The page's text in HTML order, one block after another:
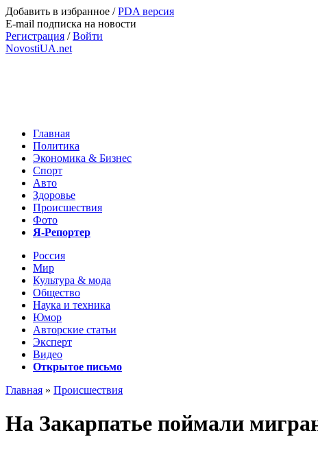
Добавить в избранное /PDA версия
E-mail подписка на новости
Регистрация /Войти
NovostiUA.net
Главная
Политика
Экономика & Бизнес
Спорт
Авто
Здоровье
Происшествия
Фото
Я-Репортер
Россия
Мир
Культура & мода
Общество
Наука и техника
Юмор
Авторские статьи
Эксперт
Видео
Открытое письмо
Главная » Происшествия
На Закарпатье поймали